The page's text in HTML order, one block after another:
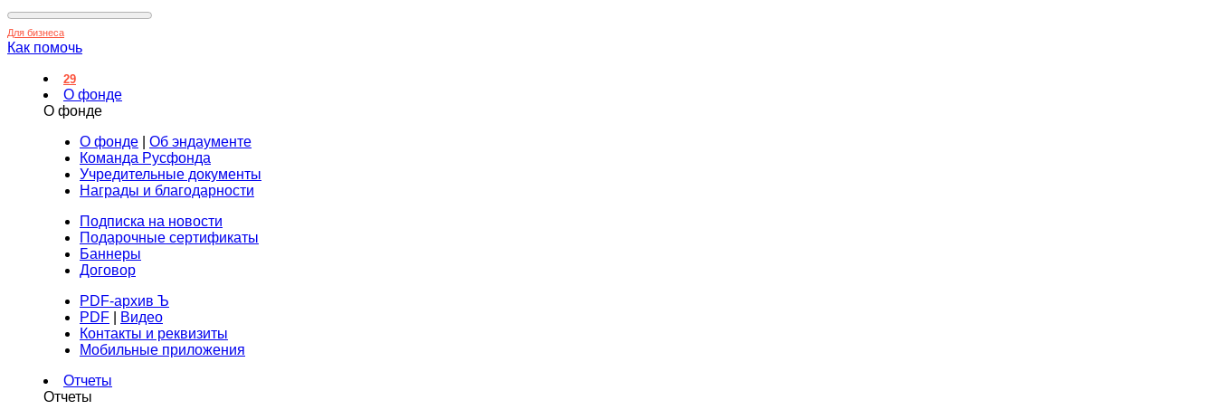
Для бизнеса
Как помочь
29
О фонде
О фонде
О фонде
Об эндаументе
Команда Русфонда
Учредительные документы
Награды и благодарности
Подписка на новости
Подарочные сертификаты
Баннеры
Договор
PDF-архив Ъ
PDF
Видео
Контакты и реквизиты
Мобильные приложения
Отчеты
Отчеты